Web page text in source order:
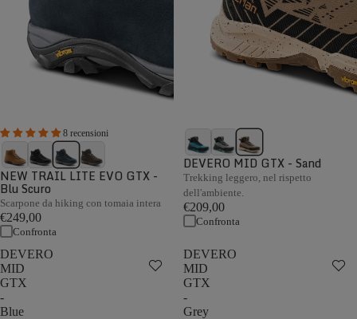
8 recensioni
NEW TRAIL LITE EVO GTX -
Blu Scuro
Scarpone da hiking con tomaia intera
€249,00
Confronta
DEVERO MID GTX - Sand
Trekking leggero, nel rispetto
dell'ambiente.
€209,00
Confronta
DEVERO
MID
GTX
-
Blue
DEVERO
MID
GTX
-
Grey